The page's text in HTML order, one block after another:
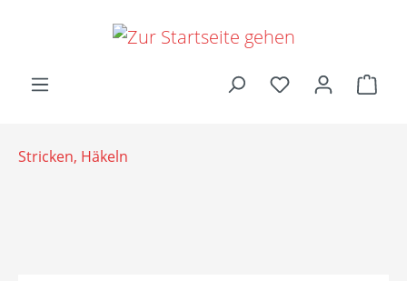
Zum Hauptinhalt springen
Stricken, Häkeln